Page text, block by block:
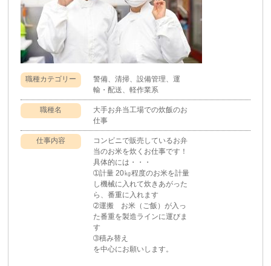
職種カテゴリー
警備、清掃、設備管理、運
輸・配送、軽作業系
職種名
大手お弁当工場での炊飯のお
仕事
仕事内容
コンビニで販売しているお弁
当のお米を炊くお仕事です！
具体的には・・・
➀計量 20㎏程度のお米を計量
し機械に入れて炊きあがった
ら、番重に入れます
➁運搬 お米（ご飯）が入っ
た番重を製造ラインに運びま
す
➂積み替え
を中心にお願いします。